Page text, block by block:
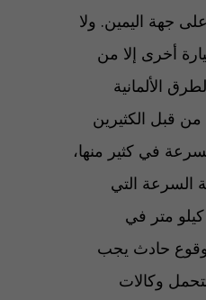
جهة اليمين. ولا
أخرى إلا من
الألمانية
قبل الكثيرين
في كثير منها،
السرعة التي
يُنصح بها وهي 130 كيلو متر في
حادث يجب
وكالات